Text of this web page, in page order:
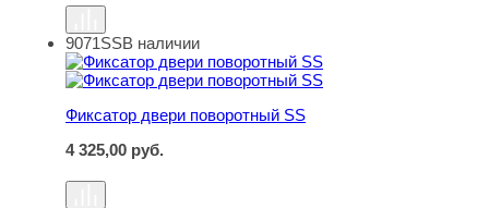
Фиксатор двери поворотный SS
9071SSВ наличии
Фиксатор двери поворотный SS
4 325,00 руб.